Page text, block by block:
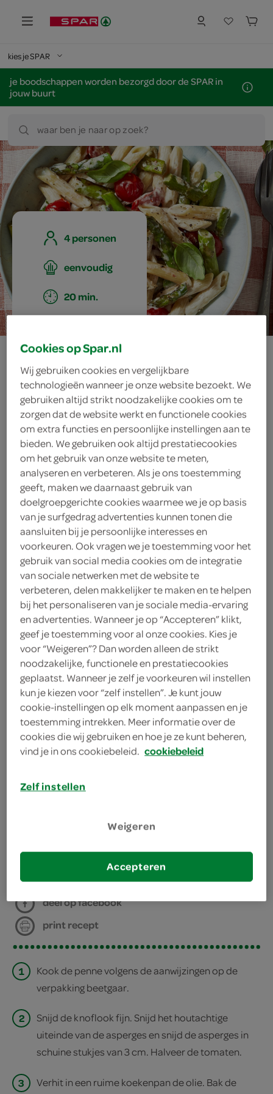
kies je SPAR
je boodschappen worden bezorgd door de SPAR in
jouw buurt
waar ben je naar op zoek?
4 personen
eenvoudig
20 min.
penne met
asperges, tomaat
en
kruidenroomkaas
ingrediënten
3 takjes basilicum
150 gram kruidenroomkaas
250 milliliter kookroom light
2 eetlepels olijfolie
500 gram cherrytomaten
450 groene asperges
2 teentjes knoflook
300 gram penne
bereiden
deel op twitter
deel op facebook
print recept
1
Kook de penne volgens de aanwijzingen op de
verpakking beetgaar.
2
Snijd de knoflook fijn. Snijd het houtachtige
uiteinde van de asperges en snijd de asperges in
schuine stukjes van 3 cm. Halveer de tomaten.
3
Verhit in een ruime koekenpan de olie. Bak de
Cookies op Spar.nl
Wij gebruiken cookies en vergelijkbare
technologieën wanneer je onze website bezoekt. We
gebruiken altijd strikt noodzakelijke cookies om te
zorgen dat de website werkt en functionele cookies
om extra functies en persoonlijke instellingen aan te
bieden. We gebruiken ook altijd prestatiecookies
om het gebruik van onze website te meten,
analyseren en verbeteren. Als je ons toestemming
geeft, maken we daarnaast gebruik van
doelgroepgerichte cookies waarmee we je op basis
van je surfgedrag advertenties kunnen tonen die
aansluiten bij je persoonlijke interesses en
voorkeuren. Ook vragen we je toestemming voor het
gebruik van social media cookies om de integratie
van sociale netwerken met de website te
verbeteren, delen makkelijker te maken en te helpen
bij het personaliseren van je sociale media-ervaring
en advertenties. Wanneer je op “Accepteren” klikt,
geef je toestemming voor al onze cookies. Kies je
voor “Weigeren”? Dan worden alleen de strikt
noodzakelijke, functionele en prestatiecookies
geplaatst. Wanneer je zelf je voorkeuren wil instellen
kun je kiezen voor “zelf instellen”. Je kunt jouw
cookie-instellingen op elk moment aanpassen en je
toestemming intrekken. Meer informatie over de
cookies die wij gebruiken en hoe je ze kunt beheren,
vind je in ons cookiebeleid. cookiebeleid
Zelf instellen
Weigeren
Accepteren